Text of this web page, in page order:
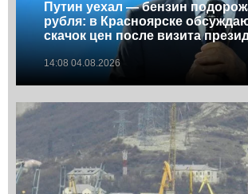
Путин уехал — бензин
рубля: в Красноярске
скачок цен после визита
14:08 04.08.2026